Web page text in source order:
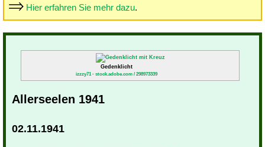
Hier erfahren Sie mehr dazu.
Gedenklicht
izzzy71 - stock.adobe.com / 298973339
Allerseelen 1941
02.11.1941